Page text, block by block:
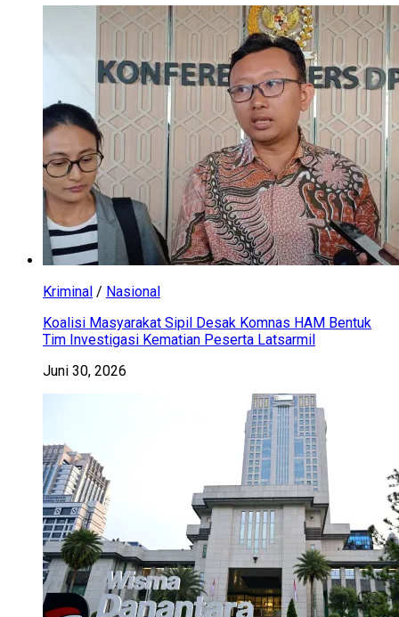
Kriminal / Nasional
Koalisi Masyarakat Sipil Desak Komnas HAM Bentuk
Tim Investigasi Kematian Peserta Latsarmil
Juni 30, 2026